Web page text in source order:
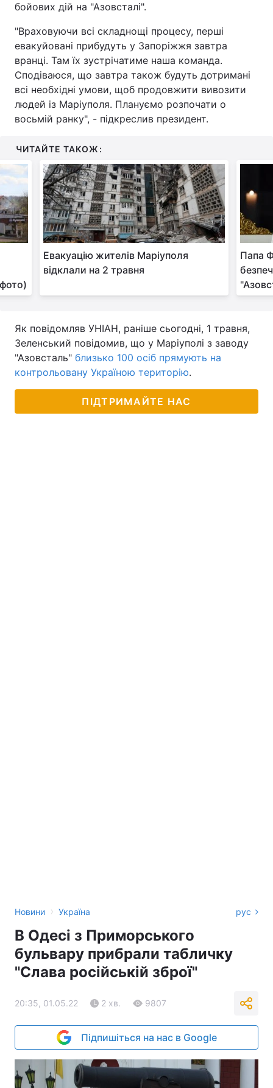
бойових дій на "Азовсталі".
"Враховуючи всі складнощі процесу, перші
евакуйовані прибудуть у Запоріжжя завтра
вранці. Там їх зустрічатиме наша команда.
Сподіваюся, що завтра також будуть дотримані
всі необхідні умови, щоб продовжити вивозити
людей із Маріуполя. Плануємо розпочати о
восьмій ранку", - підкреслив президент.
ЧИТАЙТЕ ТАКОЖ:
Евакуацію жителів Маріуполя
відклали на 2 травня
Папа
Як повідомляв УНІАН, раніше сьогодні, 1 травня,
Зеленський повідомив, що у Маріуполі з заводу
"Азовсталь" близько 100 осіб прямують на
контрольовану Україною територію.
ПІДТРИМАЙТЕ НАС
Новини › Україна рус
В Одесі з Приморського
бульвару прибрали табличку
"Слава російській зброї"
20:35, 01.05.22 2 хв. 9807
Підпишіться на нас в Google